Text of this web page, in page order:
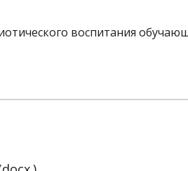
воспитания